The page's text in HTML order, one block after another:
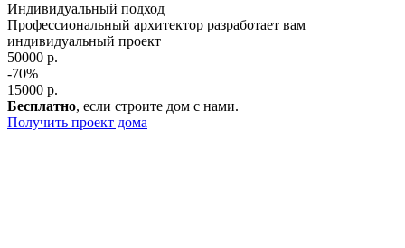
Индивидуальный подход
Профессиональный архитектор разработает вам
индивидуальный проект
50000 р.
-70%
15000 р.
Бесплатно, если строите дом с нами.
Получить проект дома